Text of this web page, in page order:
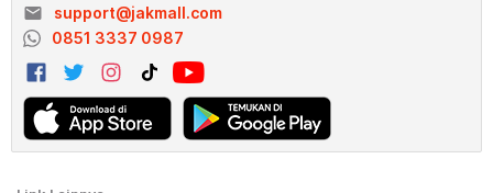
email
support@jakmall.com
0851 3337 0987